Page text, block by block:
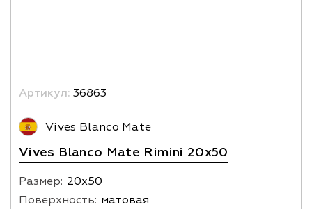
Артикул: 36863
Vives Blanco Mate
Vives Blanco Mate Rimini 20x50
Размер: 20х50
Поверхность: матовая